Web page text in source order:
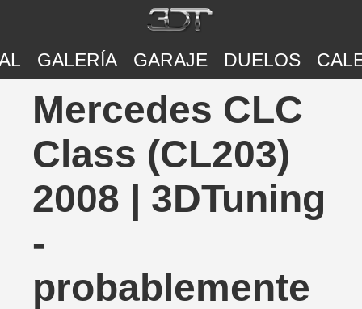
GALERÍA GARAJE DUELOS
Mercedes CLC
Class (CL203)
2008 | 3DTuning
-
probablemente